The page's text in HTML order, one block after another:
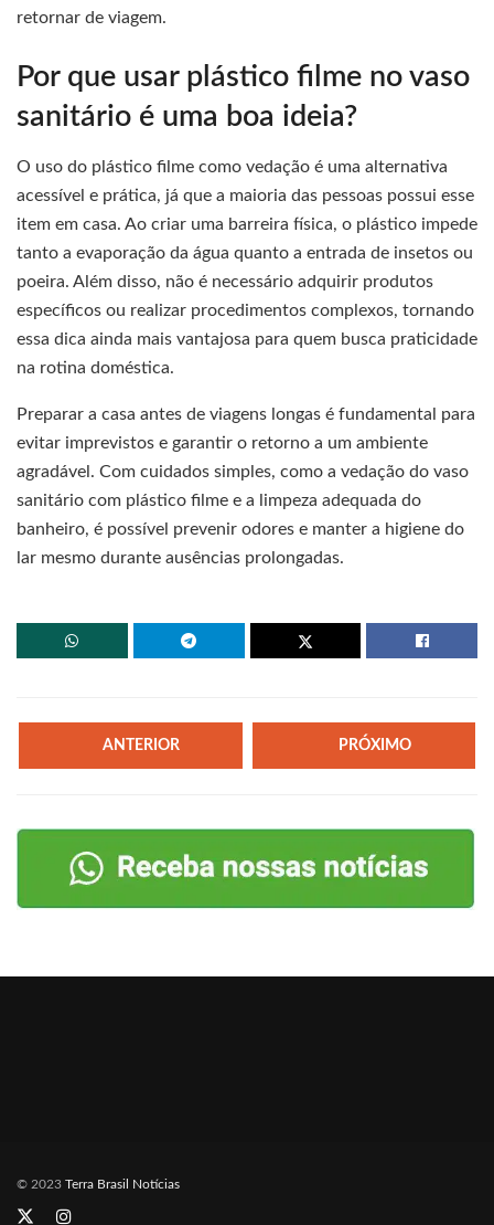
retornar de viagem.
Por que usar plástico filme no vaso
sanitário é uma boa ideia?
O uso do plástico filme como vedação é uma alternativa
acessível e prática, já que a maioria das pessoas possui esse
item em casa. Ao criar uma barreira física, o plástico impede
tanto a evaporação da água quanto a entrada de insetos ou
poeira. Além disso, não é necessário adquirir produtos
específicos ou realizar procedimentos complexos, tornando
essa dica ainda mais vantajosa para quem busca praticidade
na rotina doméstica.
Preparar a casa antes de viagens longas é fundamental para
evitar imprevistos e garantir o retorno a um ambiente
agradável. Com cuidados simples, como a vedação do vaso
sanitário com plástico filme e a limpeza adequada do
banheiro, é possível prevenir odores e manter a higiene do
lar mesmo durante ausências prolongadas.
ANTERIOR PRÓXIMO
© 2023 Terra Brasil Notícias